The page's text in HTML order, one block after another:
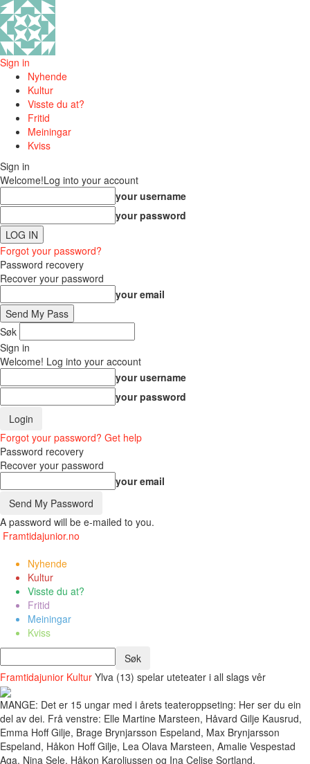
Sign in
Nyhende
Kultur
Visste du at?
Fritid
Meiningar
Kviss
Sign in
Welcome!Log into your account
your username
your password
Forgot your password?
Password recovery
Recover your password
your email
Søk
Sign in
Welcome! Log into your account
your username
your password
Forgot your password? Get help
Password recovery
Recover your password
your email
A password will be e-mailed to you.
Framtidajunior.no
Nyhende
Kultur
Visste du at?
Fritid
Meiningar
Kviss
Framtidajunior Kultur Ylva (13) spelar uteteater i all slags vêr
MANGE: Det er 15 ungar med i årets teateroppseting: Her ser du ein
del av dei. Frå venstre: Elle Martine Marsteen, Håvard Gilje Kausrud,
Emma Hoff Gilje, Brage Brynjarsson Espeland, Max Brynjarsson
Espeland, Håkon Hoff Gilje, Lea Olava Marsteen, Amalie Vespestad
Aga, Nina Sele, Håkon Karoliussen og Ina Celise Sortland.